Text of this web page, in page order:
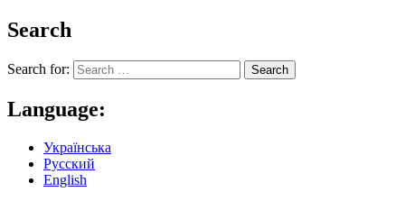
Search
Search for:
Language:
Українська
Русский
English